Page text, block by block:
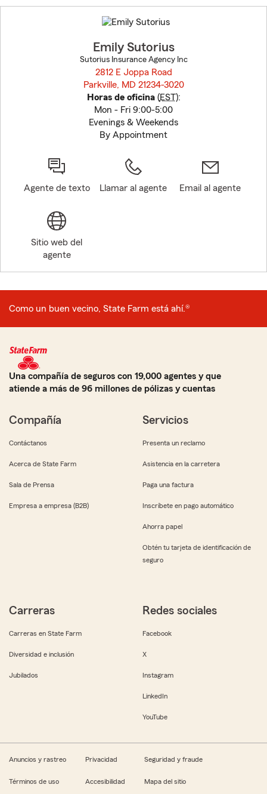
to
before
Emily Sutorius
Sutorius Insurance Agency Inc
2812 E Joppa Road
Parkville, MD 21234-3020
Horas de oficina(EST):
Mon - Fri 9:00-5:00
Evenings & Weekends
By Appointment
Agente de texto Llamar al agente Email al agente
Sitio web del
agente
Como un buen vecino, State Farm está ahí.®
Una compañía de seguros con 19,000 agentes y que
atiende a más de 96 millones de pólizas y cuentas
Compañía
Contáctanos
Acerca de State Farm
Sala de Prensa
Empresa a empresa (B2B)
Servicios
Presenta un reclamo
Asistencia en la carretera
Paga una factura
Inscríbete en pago automático
Ahorra papel
Obtén tu tarjeta de identificación de
seguro
Carreras
Carreras en State Farm
Diversidad e inclusión
Jubilados
Redes sociales
Facebook
X
Instagram
LinkedIn
YouTube
Anuncios y rastreo Privacidad Seguridad y fraude
Términos de uso Accesibilidad Mapa del sitio